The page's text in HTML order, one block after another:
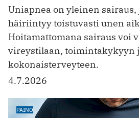
Uniapnea on yleinen sairaus,
häiriintyy toistuvasti unen
Hoitamattomana sairaus voi
vireystilaan, toimintakykyyn
kokonaisterveyteen.
4.7.2026
PAINO